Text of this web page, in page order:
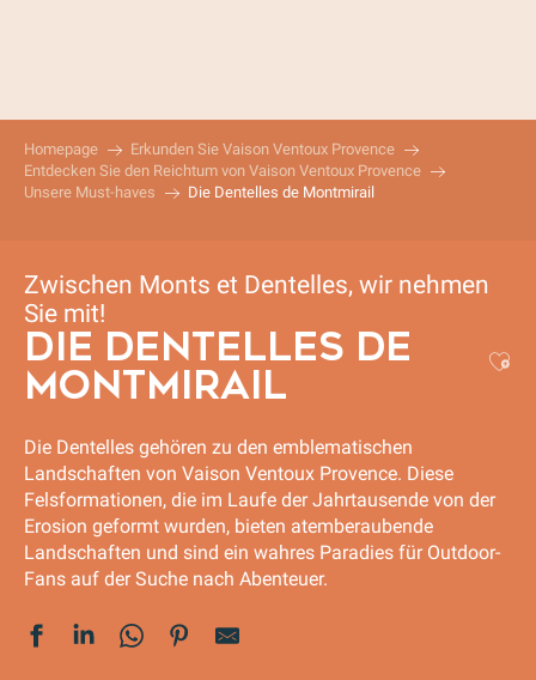
Homepage
Erkunden Sie Vaison Ventoux Provence
Entdecken Sie den Reichtum von Vaison Ventoux Provence
Unsere Must-haves
Die Dentelles de Montmirail
Zwischen Monts et Dentelles, wir nehmen
Sie mit!
DIE DENTELLES DE
MONTMIRAIL
Die Dentelles gehören zu den emblematischen
Landschaften von Vaison Ventoux Provence. Diese
Felsformationen, die im Laufe der Jahrtausende von der
Erosion geformt wurden, bieten atemberaubende
Landschaften und sind ein wahres Paradies für Outdoor-
Fans auf der Suche nach Abenteuer.